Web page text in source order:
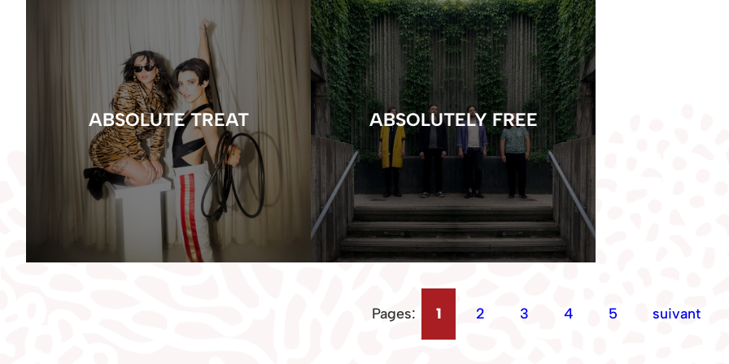
ABSOLUTE TREAT ABSOLUTELY FREE
Pages: 1 2 3 4 5 suivant